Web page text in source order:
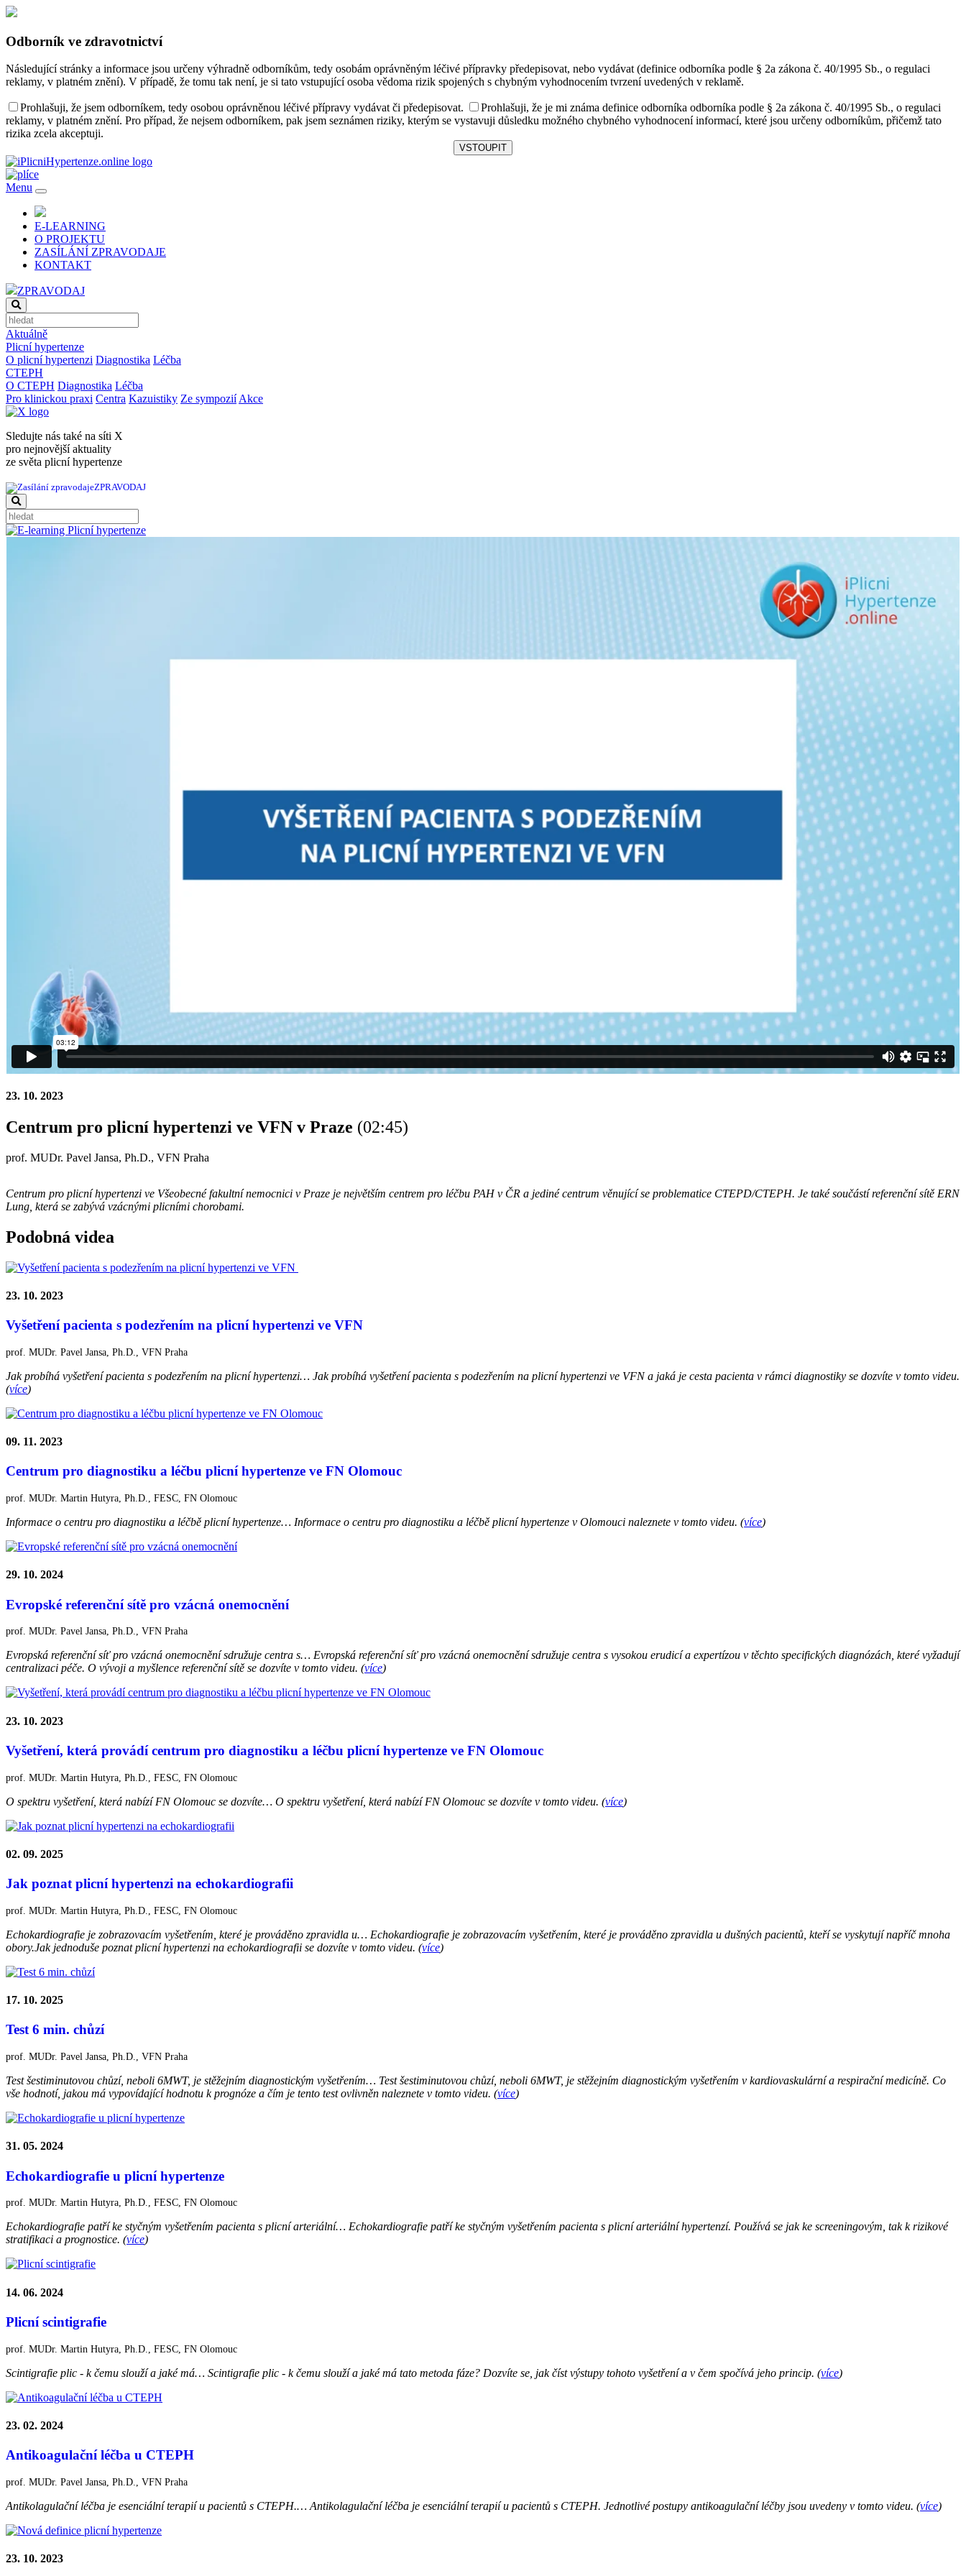
Odborník ve zdravotnictví
Následující stránky a informace jsou určeny výhradně odborníkům, tedy osobám oprávněným léčivé přípravky předepisovat, nebo vydávat (definice odborníka podle § 2a zákona č. 40/1995 Sb., o regulaci
reklamy, v platném znění). V případě, že tomu tak není, je si tato vstupující osoba vědoma rizik spojených s chybným vyhodnocením tvrzení uvedených v reklamě.
Prohlašuji, že jsem odborníkem, tedy osobou oprávněnou léčivé přípravy vydávat či předepisovat.
Prohlašuji, že je mi známa definice odborníka odborníka podle § 2a zákona č. 40/1995 Sb., o regulaci
reklamy, v platném znění. Pro případ, že nejsem odborníkem, pak jsem seznámen riziky, kterým se vystavuji důsledku možného chybného vyhodnocení informací, které jsou určeny odborníkům, přičemž tato
rizika zcela akceptuji.
Menu
(current)
E-LEARNING
O PROJEKTU
ZASÍLÁNÍ ZPRAVODAJE
KONTAKT
ZPRAVODAJ
Aktuálně
Plicní hypertenze
O plicní hypertenzi Diagnostika Léčba
CTEPH
O CTEPH Diagnostika Léčba
Pro klinickou praxi Centra Kazuistiky Ze sympoziíAkce
Sledujte nás také na síti X
pro nejnovější aktuality
ze světa plicní hypertenze
ZPRAVODAJ
23. 10. 2023
Centrum pro plicní hypertenzi ve VFN v Praze (02:45)
prof. MUDr. Pavel Jansa, Ph.D., VFN Praha
Centrum pro plicní hypertenzi ve Všeobecné fakultní nemocnici v Praze je největším centrem pro léčbu PAH v ČR a jediné centrum věnující se problematice CTEPD/CTEPH. Je také součástí referenční sítě ERN
Lung, která se zabývá vzácnými plicními chorobami.
Podobná videa
23. 10. 2023
Vyšetření pacienta s podezřením na plicní hypertenzi ve VFN
prof. MUDr. Pavel Jansa, Ph.D., VFN Praha
Jak probíhá vyšetření pacienta s podezřením na plicní hypertenzi… Jak probíhá vyšetření pacienta s podezřením na plicní hypertenzi ve VFN a jaká je cesta pacienta v rámci diagnostiky se dozvíte v tomto videu.
(více)
09. 11. 2023
Centrum pro diagnostiku a léčbu plicní hypertenze ve FN Olomouc
prof. MUDr. Martin Hutyra, Ph.D., FESC, FN Olomouc
Informace o centru pro diagnostiku a léčbě plicní hypertenze… Informace o centru pro diagnostiku a léčbě plicní hypertenze v Olomouci naleznete v tomto videu. (více)
29. 10. 2024
Evropské referenční sítě pro vzácná onemocnění
prof. MUDr. Pavel Jansa, Ph.D., VFN Praha
Evropská referenční síť pro vzácná onemocnění sdružuje centra s… Evropská referenční síť pro vzácná onemocnění sdružuje centra s vysokou erudicí a expertízou v těchto specifických diagnózách, které vyžadují
centralizaci péče. O vývoji a myšlence referenční sítě se dozvíte v tomto videu. (více)
23. 10. 2023
Vyšetření, která provádí centrum pro diagnostiku a léčbu plicní hypertenze ve FN Olomouc
prof. MUDr. Martin Hutyra, Ph.D., FESC, FN Olomouc
O spektru vyšetření, která nabízí FN Olomouc se dozvíte… O spektru vyšetření, která nabízí FN Olomouc se dozvíte v tomto videu. (více)
02. 09. 2025
Jak poznat plicní hypertenzi na echokardiografii
prof. MUDr. Martin Hutyra, Ph.D., FESC, FN Olomouc
Echokardiografie je zobrazovacím vyšetřením, které je prováděno zpravidla u… Echokardiografie je zobrazovacím vyšetřením, které je prováděno zpravidla u dušných pacientů, kteří se vyskytují napříč mnoha
obory.Jak jednoduše poznat plicní hypertenzi na echokardiografii se dozvíte v tomto videu. (více)
17. 10. 2025
Test 6 min. chůzí
prof. MUDr. Pavel Jansa, Ph.D., VFN Praha
Test šestiminutovou chůzí, neboli 6MWT, je stěžejním diagnostickým vyšetřením… Test šestiminutovou chůzí, neboli 6MWT, je stěžejním diagnostickým vyšetřením v kardiovaskulární a respirační medicíně. Co
vše hodnotí, jakou má vypovídající hodnotu k prognóze a čím je tento test ovlivněn naleznete v tomto videu. (více)
31. 05. 2024
Echokardiografie u plicní hypertenze
prof. MUDr. Martin Hutyra, Ph.D., FESC, FN Olomouc
Echokardiografie patří ke styčným vyšetřením pacienta s plicní arteriální… Echokardiografie patří ke styčným vyšetřením pacienta s plicní arteriální hypertenzí. Používá se jak ke screeningovým, tak k rizikové
stratifikaci a prognostice. (více)
14. 06. 2024
Plicní scintigrafie
prof. MUDr. Martin Hutyra, Ph.D., FESC, FN Olomouc
Scintigrafie plic - k čemu slouží a jaké má… Scintigrafie plic - k čemu slouží a jaké má tato metoda fáze? Dozvíte se, jak číst výstupy tohoto vyšetření a v čem spočívá jeho princip. (více)
23. 02. 2024
Antikoagulační léčba u CTEPH
prof. MUDr. Pavel Jansa, Ph.D., VFN Praha
Antikolagulační léčba je esenciální terapií u pacientů s CTEPH.… Antikolagulační léčba je esenciální terapií u pacientů s CTEPH. Jednotlivé postupy antikoagulační léčby jsou uvedeny v tomto videu. (více)
23. 10. 2023